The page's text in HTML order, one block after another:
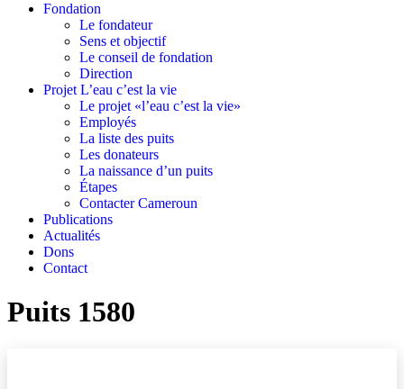
Fondation
Le fondateur
Sens et objectif
Le conseil de fondation
Direction
Projet L’eau c’est la vie
Le projet «l’eau c’est la vie»
Employés
La liste des puits
Les donateurs
La naissance d’un puits
Étapes
Contacter Cameroun
Publications
Actualités
Dons
Contact
Puits 1580